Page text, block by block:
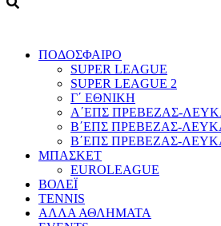
ΠΟΔΟΣΦΑΙΡΟ
SUPER LEAGUE
SUPER LEAGUE 2
Γ΄ ΕΘΝΙΚΗ
Α΄ΕΠΣ ΠΡΕΒΕΖΑΣ-
Β΄ΕΠΣ ΠΡΕΒΕΖΑΣ-
Β΄ΕΠΣ ΠΡΕΒΕΖΑΣ-
ΜΠΑΣΚΕΤ
EUROLEAGUE
ΒΟΛΕΪ
TENNIS
ΑΛΛΑ ΑΘΛΗΜΑΤΑ